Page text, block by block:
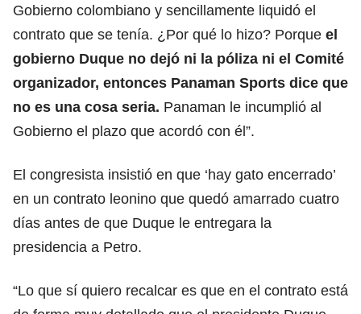
Gobierno colombiano y sencillamente liquidó el
contrato que se tenía. ¿Por qué lo hizo? Porque el
gobierno Duque no dejó ni la póliza ni el Comité
organizador, entonces Panaman Sports dice que
no es una cosa seria. Panaman le incumplió al
Gobierno el plazo que acordó con él”.
El congresista insistió en que ‘hay gato encerrado’
en un contrato leonino que quedó amarrado cuatro
días antes de que Duque le entregara la
presidencia a Petro.
“Lo que sí quiero recalcar es que en el contrato está